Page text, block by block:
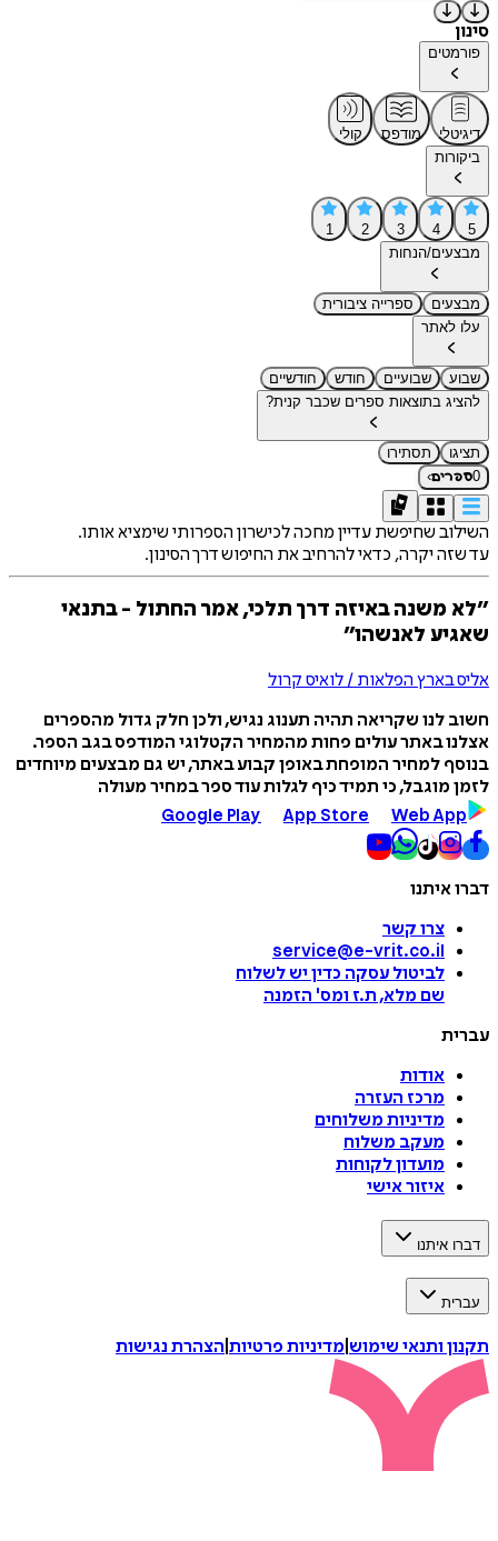
סינון
פורמטים
דיגיטלי מודפס
קולי
ביקורות
5
4
3
2
1
מבצעים/הנחות
מבצעים
ספרייה ציבורית
עלו לאתר
שבוע שבועיים חודש
חודשיים
להציג בתוצאות ספרים שכבר קנית?
תציגו
תסתירו
0ספרים›
השילוב שחיפשת עדיין מחכה לכישרון הספרותי שימציא אותו.
עד שזה יקרה, כדאי להרחיב את החיפוש דרך הסינון.
״לא משנה באיזה דרך תלכי, אמר החתול - בתנאי
שאגיע לאנשהו״
אליס בארץ הפלאות / לואיס קרול
חשוב לנו שקריאה תהיה תענוג נגיש, ולכן חלק גדול מהספרים
אצלנו באתר עולים פחות מהמחיר הקטלוגי המודפס בגב הספר.
בנוסף למחיר המופחת באופן קבוע באתר, יש גם מבצעים מיוחדים
לזמן מוגבל, כי תמיד כיף לגלות עוד ספר במחיר מעולה
Google Play
App Store Web App
דברו איתנו
צרו קשר
service@e-vrit.co.il
לביטול עסקה כדין יש לשלוח
שם מלא, ת.ז ומס' הזמנה
עברית
אודות
מרכז העזרה
מדיניות משלוחים
מעקב משלוח
מועדון לקוחות
איזור אישי
דברו איתנו
עברית
תקנון ותנאי שימוש מדיניות פרטיות הצהרת נגישות